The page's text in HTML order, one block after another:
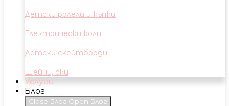
Детски ролели и кънки
Електрически коли
Детски скейтборди
Шейни, ски
Услуги
Блог
Close Блог Open Блог